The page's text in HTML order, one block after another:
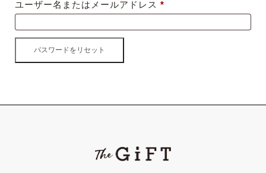
ユーザー名またはメールアドレス*
パスワードをリセット